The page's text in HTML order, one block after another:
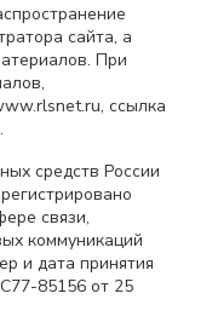
сайта, а
При
ссылка
средств России
связи,
коммуникаций
и дата принятия
85156 от 25